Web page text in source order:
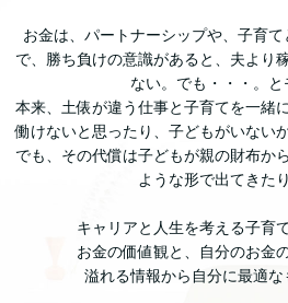
お金は、パートナーシップや、子育
で、勝ち負けの意識があると、夫より
ない。でも・・・。と
本来、土俵が違う仕事と子育てを一緒
働けないと思ったり、子どもがいない
でも、その代償は子どもが親の財布か
ような形で出てきた
キャリアと人生を考える子育
お金の価値観と、自分のお金
溢れる情報から自分に最適な